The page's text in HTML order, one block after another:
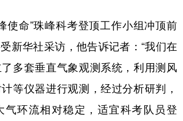
命”珠峰科考登顶工作小组冲顶前
新华社采访，他告诉记者：“我们在
多套垂直气象观测系统，利用测风
等仪器进行观测，经过分析研判，
气环流相对稳定，适宜科考队员登